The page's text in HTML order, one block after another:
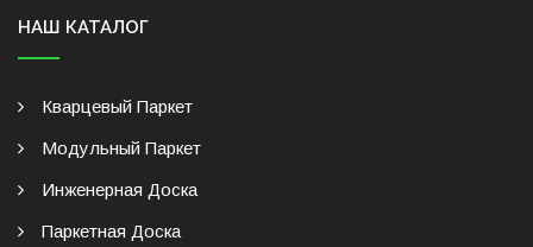
НАШ КАТАЛОГ
Кварцевый Паркет
Модульный Паркет
Инженерная Доска
Паркетная Доска